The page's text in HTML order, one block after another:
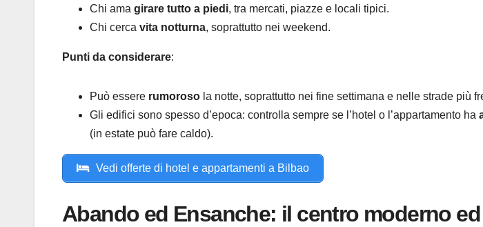
Chi ama girare tutto a piedi, tra mercati, piazze e locali tipici.
Chi cerca vita notturna, soprattutto nei weekend.
Punti da considerare:
Può essere rumoroso la notte, soprattutto nei fine settimana e nelle strade più
Gli edifici sono spesso d’epoca: controlla sempre se l’hotel o l’appartamento ha
(in estate può fare caldo).
Vedi offerte di hotel e appartamenti a Bilbao
Abando ed Ensanche: il centro moderno